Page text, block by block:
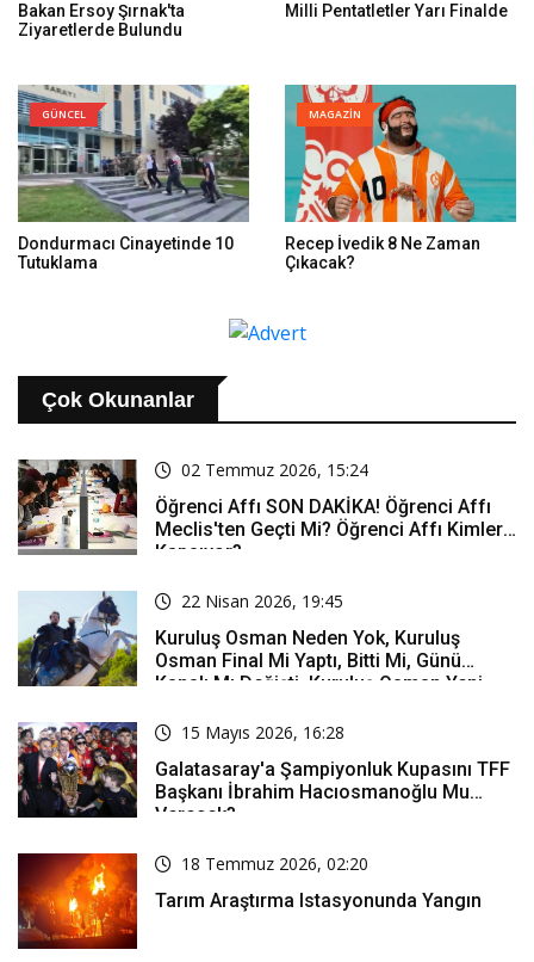
Bakan Ersoy Şırnak'ta
Ziyaretlerde Bulundu
Milli Pentatletler Yarı Finalde
GÜNCEL
Dondurmacı Cinayetinde 10
Tutuklama
MAGAZİN
Recep İvedik 8 Ne Zaman
Çıkacak?
Çok Okunanlar
02 Temmuz 2026, 15:24
Öğrenci Affı SON DAKİKA! Öğrenci Affı
Meclis'ten Geçti Mi? Öğrenci Affı Kimleri
Kapsıyor?
22 Nisan 2026, 19:45
Kuruluş Osman Neden Yok, Kuruluş
Osman Final Mi Yaptı, Bitti Mi, Günü
Kanalı Mı Değişti, Kuruluş Osman Yeni
15 Mayıs 2026, 16:28
Galatasaray'a Şampiyonluk Kupasını TFF
Başkanı İbrahim Hacıosmanoğlu Mu
Verecek?
18 Temmuz 2026, 02:20
Tarım Araştırma Istasyonunda Yangın